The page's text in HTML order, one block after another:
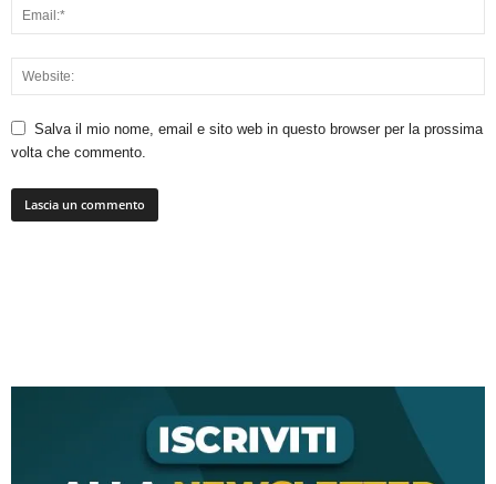
Salva il mio nome, email e sito web in questo browser per la prossima
volta che commento.